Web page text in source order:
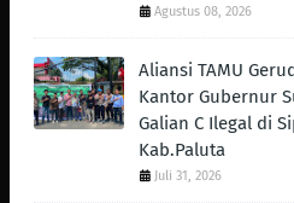
Agustus 08, 2026
Aliansi TAMU
Kantor Gubernur
Galian C Ilegal di
Kab.Paluta
Juli 31, 2026